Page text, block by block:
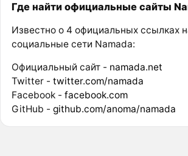
Где найти официальные сайты
Известно о 4 официальных ссылках
социальные сети Namada:
Официальный сайт - namada.net
Twitter - twitter.com/namada
Facebook - facebook.com
GitHub - github.com/anoma/namada